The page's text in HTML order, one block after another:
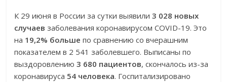
К 29 июня в России за сутки выявили3 028 новых
случаев заболевания коронавирусом COVID-19. Это
на 19,2% больше по сравнению со вчерашним
показателем в 2 541 заболевшего. Выписаны по
выздоровлению3 680 пациентов, скончалось из-за
коронавируса 54 человека. Госпитализировано